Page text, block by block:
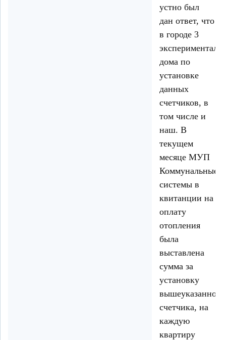
устно был
дан ответ, что
в городе 3
дома по
установке
данных
счетчиков, в
том числе и
наш. В
текущем
месяце МУП
Коммунальные
системы в
квитанции на
оплату
отопления
была
выставлена
сумма за
установку
вышеуказанного
счетчика, на
каждую
квартиру